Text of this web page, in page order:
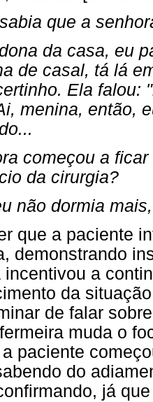
que a
da casa, eu
de casal, tá lá
Ela falou:
menina, então,
começou a
da cirurgia?
não dormia
que a paciente
demonstrando
incentivou a
da
de falar
muda o
paciente
do
já